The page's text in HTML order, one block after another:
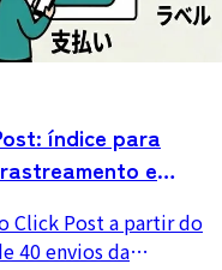
índice para
e
Click Post a partir do
40 envios da